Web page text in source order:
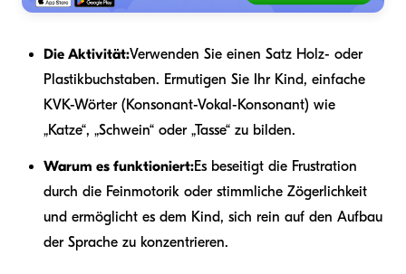
Die Aktivität:Verwenden Sie einen Satz Holz- oder
Plastikbuchstaben. Ermutigen Sie Ihr Kind, einfache
KVK-Wörter (Konsonant-Vokal-Konsonant) wie
„Katze“, „Schwein“ oder „Tasse“ zu bilden.
Warum es funktioniert:Es beseitigt die Frustration
durch die Feinmotorik oder stimmliche Zögerlichkeit
und ermöglicht es dem Kind, sich rein auf den Aufbau
der Sprache zu konzentrieren.